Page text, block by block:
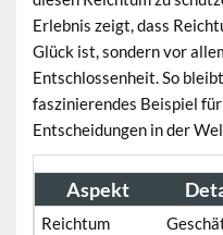
Erlebnis zeigt, dass
Glück ist, sondern vor
Entschlossenheit. So
faszinierendes Beispiel
Entscheidungen in der
Aspekt
Reichtum